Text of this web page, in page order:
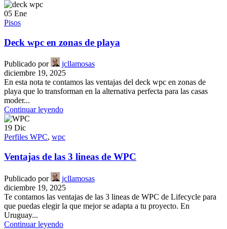
05 Ene
Pisos
Deck wpc en zonas de playa
Publicado por
jcllamosas
diciembre 19, 2025
En esta nota te contamos las ventajas del deck wpc en zonas de
playa que lo transforman en la alternativa perfecta para las casas
moder...
Continuar leyendo
19 Dic
Perfiles WPC, wpc
Ventajas de las 3 lineas de WPC
Publicado por
jcllamosas
diciembre 19, 2025
Te contamos las ventajas de las 3 lineas de WPC de Lifecycle para
que puedas elegir la que mejor se adapta a tu proyecto. En
Uruguay...
Continuar leyendo